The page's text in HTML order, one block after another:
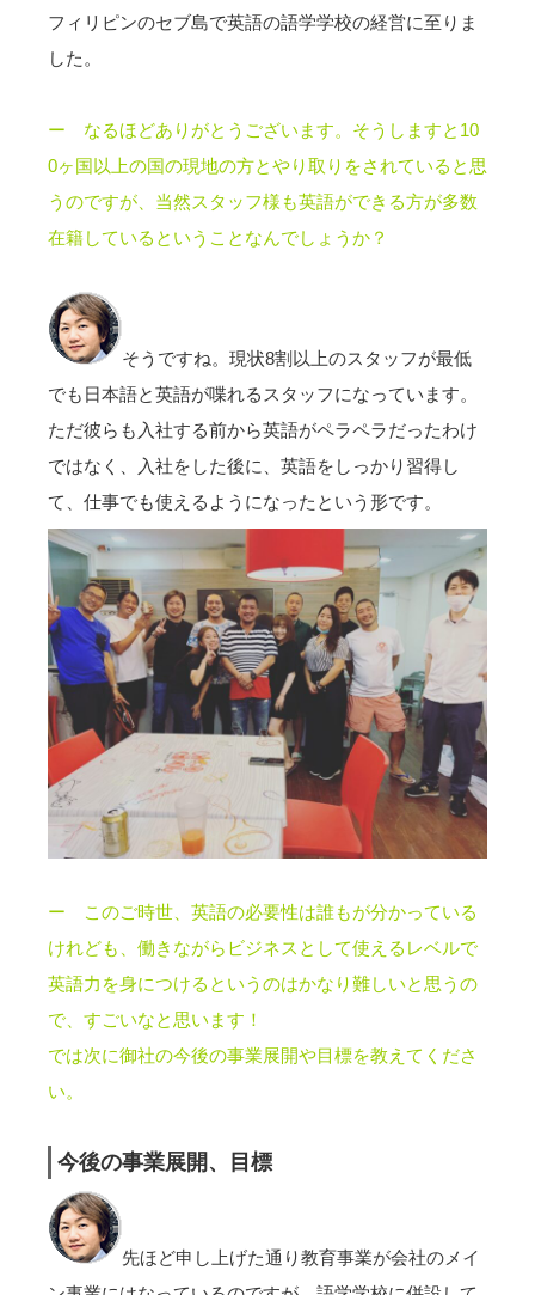
フィリピンのセブ島で英語の語学学校の経営に至りま
した。
ー なるほどありがとうございます。そうしますと10
0ヶ国以上の国の現地の方とやり取りをされていると思
うのですが、当然スタッフ様も英語ができる方が多数
在籍しているということなんでしょうか？
そうですね。現状8割以上のスタッフが最低
でも日本語と英語が喋れるスタッフになっています。
ただ彼らも入社する前から英語がペラペラだったわけ
ではなく、入社をした後に、英語をしっかり習得し
て、仕事でも使えるようになったという形です。
ー このご時世、英語の必要性は誰もが分かっている
けれども、働きながらビジネスとして使えるレベルで
英語力を身につけるというのはかなり難しいと思うの
で、すごいなと思います！
では次に御社の今後の事業展開や目標を教えてくださ
い。
今後の事業展開、目標
先ほど申し上げた通り教育事業が会社のメイ